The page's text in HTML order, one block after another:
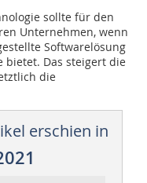
sollte für den
Unternehmen, wenn
Softwarelösung
bietet. Das steigert die
die
erschien in